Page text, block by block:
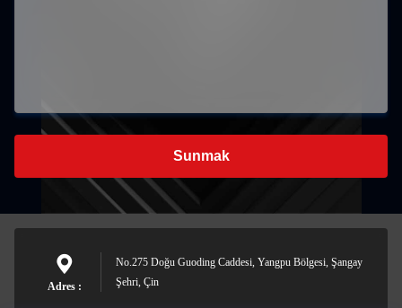
Sunmak
Adres :
No.275 Doğu Guoding Caddesi, Yangpu Bölgesi, Şangay
Şehri, Çin